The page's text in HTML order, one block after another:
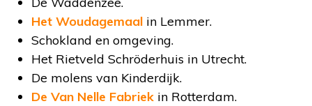
Het Woudagemaal in Lemmer.
Schokland en omgeving.
Het Rietveld Schröderhuis in Utrecht.
De molens van Kinderdijk.
De Van Nelle Fabriek in Rotterdam.